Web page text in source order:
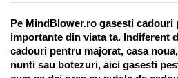
Pe MindBlower.ro gasesti cadouri
importante din viata ta. Indiferent
cadouri pentru majorat, casa
nunti sau botezuri, aici gasesti